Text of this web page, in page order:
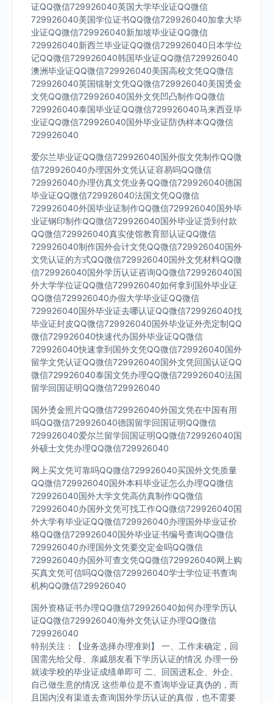
证QQ微信729926040英国大学毕业证QQ微信
729926040美国学位证书QQ微信729926040加拿大毕
业证QQ微信729926040新加坡毕业证QQ微信
729926040新西兰毕业证QQ微信729926040日本学位
记QQ微信729926040韩国毕业证QQ微信729926040
澳洲毕业证QQ微信729926040美国高校文凭QQ微信
729926040英国镭射文凭QQ微信729926040美国烫金
文凭QQ微信729926040国外文凭凹凸制作QQ微信
729926040泰国毕业证QQ微信729926040马来西亚毕
业证QQ微信729926040国外毕业证防伪样本QQ微信
729926040
爱尔兰毕业证QQ微信729926040国外假文凭制作QQ微
信729926040办理国外文凭认证容易吗QQ微信
729926040办理仿真文凭业务QQ微信729926040德国
毕业证QQ微信729926040法国文凭QQ微信
729926040外国毕业证制作QQ微信729926040国外毕
业证钢印制作QQ微信729926040国外毕业证货到付款
QQ微信729926040真实使馆教育部认证QQ微信
729926040制作国外会计文凭QQ微信729926040国外
文凭认证的方式QQ微信729926040国外文凭材料QQ微
信729926040国外学历认证咨询QQ微信729926040国
外大学学位证QQ微信729926040如何拿到国外毕业证
QQ微信729926040办假大学毕业证QQ微信
729926040国外毕业证去哪认证QQ微信729926040找
毕业证封皮QQ微信729926040国外毕业证外壳定制QQ
微信729926040快速代办国外毕业证QQ微信
729926040快速拿到国外文凭QQ微信729926040国外
留学文凭认证QQ微信729926040国外文凭回国认证QQ
微信729926040泰国文凭办理QQ微信729926040法国
留学回国证明QQ微信729926040
国外烫金照片QQ微信729926040外国文凭在中国有用
吗QQ微信729926040德国留学回国证明QQ微信
729926040爱尔兰留学回国证明QQ微信729926040国
外硕士文凭办理QQ微信729926040
网上买文凭可靠吗QQ微信729926040买国外文凭质量
QQ微信729926040国外本科毕业证怎么办理QQ微信
729926040国外大学文凭高仿真制作QQ微信
729926040办国外文凭可找工作QQ微信729926040国
外大学有毕业证QQ微信729926040办理国外毕业证价
格QQ微信729926040国外毕业证书编号查询QQ微信
729926040办理国外文凭要交定金吗QQ微信
729926040办国外可查文凭QQ微信729926040网上购
买真文凭可信吗QQ微信729926040学士学位证书查询
机构QQ微信729926040
国外资格证书办理QQ微信729926040如何办理学历认
证QQ微信729926040海外文凭认证办理QQ微信
729926040
特别关注：【业务选择办理准则】 一、工作未确定，回
国需先给父母、亲戚朋友看下学历认证的情况 办理一份
就读学校的毕业证成绩单即可 二、回国进私企、外企、
自己做生意的情况 这些单位是不查询毕业证真伪的，而
且国内没有渠道去查询国外学历认证的真假，也不需要